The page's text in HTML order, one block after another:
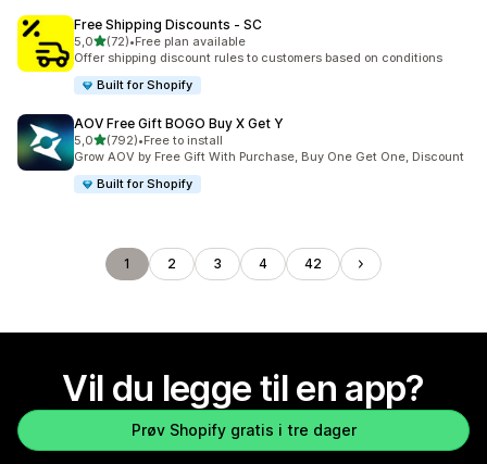
Free Shipping Discounts ‑ SC
5,0av 5 stjerner
(72)
Totalt 72 omtaler
•Free plan available
Offer shipping discount rules to customers based on conditions
Built for Shopify
AOV Free Gift BOGO Buy X Get Y
5,0av 5 stjerner
(792)
Totalt 792 omtaler
•Free to install
Grow AOV by Free Gift With Purchase, Buy One Get One, Discount
Built for Shopify
1 2 3 4 42
Vil du legge til en app?
Prøv Shopify gratis i tre dager